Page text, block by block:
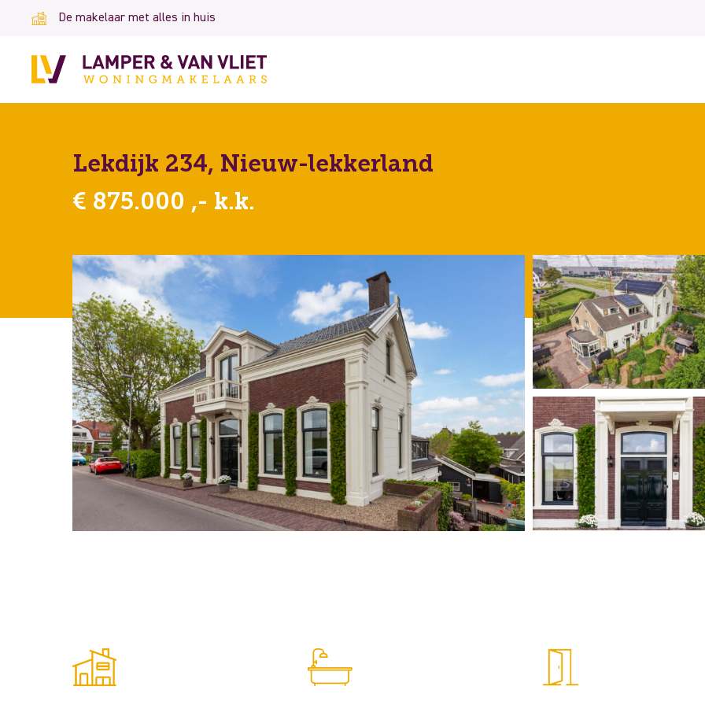
De makelaar met alles in huis
Lekdijk 234, Nieuw-lekkerland
€ 875.000 ,- k.k.